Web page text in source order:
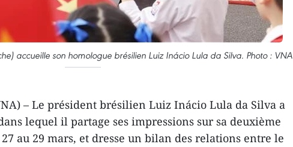
accueille son homologue brésilien Luiz Inácio Lula da Silva. Photo : VNA
– Le président brésilien Luiz Inácio Lula da Silva a
lequel il partage ses impressions sur sa deuxième
au 29 mars, et dresse un bilan des relations entre le